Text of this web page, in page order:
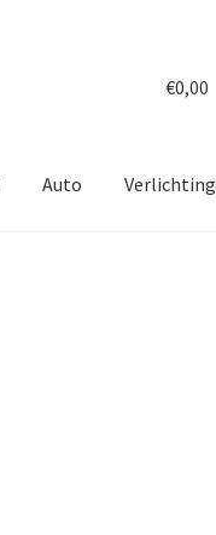
€0,00
Auto Verlichting